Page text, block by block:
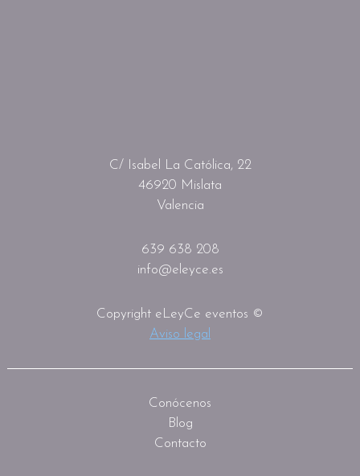
C/ Isabel La Católica, 22
46920 Mislata
Valencia
639 638 208
info@eleyce.es
Copyright eLeyCe eventos ©
Aviso legal
Conócenos
Blog
Contacto